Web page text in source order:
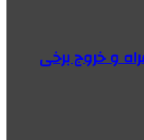
و خروج برخی